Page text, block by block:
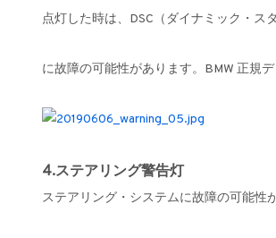
点灯した時は、DSC（ダイナミック・ス
に故障の可能性があります。BMW 正規
4.ステアリング警告灯
ステアリング・システムに故障の可能性